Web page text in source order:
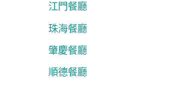
江門餐廳
珠海餐廳
肇慶餐廳
順德餐廳